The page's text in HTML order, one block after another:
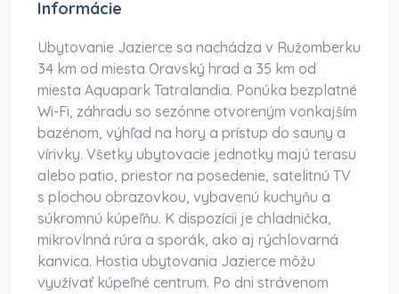
Informácie
Ubytovanie Jazierce sa nachádza v Ružomberku
34 km od miesta Oravský hrad a 35 km od
miesta Aquapark Tatralandia. Ponúka bezplatné
Wi-Fi, záhradu so sezónne otvoreným vonkajším
bazénom, výhľad na hory a prístup do sauny a
vírivky. Všetky ubytovacie jednotky majú terasu
alebo patio, priestor na posedenie, satelitnú TV
s plochou obrazovkou, vybavenú kuchyňu a
súkromnú kúpeľňu. K dispozícii je chladnička,
mikrovlnná rúra a sporák, ako aj rýchlovarná
kanvica. Hostia ubytovania Jazierce môžu
využívať kúpeľné centrum. Po dni strávenom